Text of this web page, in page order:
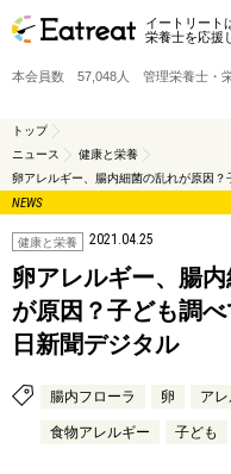
イートリート
栄養士を応援
本会員数 57,048人 管理栄養士・
トップ
ニュース
健康と栄養
卵アレルギー、腸内細菌の乱れが原因
NEWS
健康と栄養 2021.04.25
卵アレルギー、腸
が原因？子ども調
日新聞デジタル
腸内フローラ 卵 ア
食物アレルギー 子ども